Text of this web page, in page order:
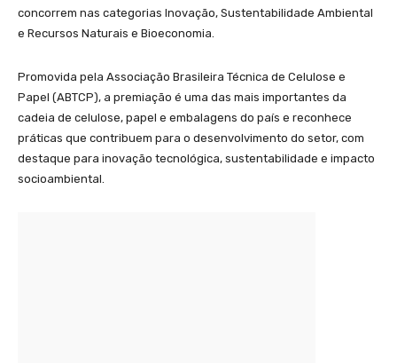
concorrem nas categorias Inovação, Sustentabilidade Ambiental
e Recursos Naturais e Bioeconomia.
Promovida pela Associação Brasileira Técnica de Celulose e
Papel (ABTCP), a premiação é uma das mais importantes da
cadeia de celulose, papel e embalagens do país e reconhece
práticas que contribuem para o desenvolvimento do setor, com
destaque para inovação tecnológica, sustentabilidade e impacto
socioambiental.